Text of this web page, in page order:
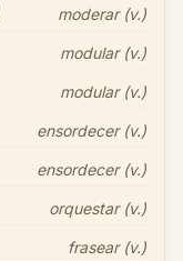
moderar (v.)
modular (v.)
modular (v.)
ensordecer (v.)
ensordecer (v.)
orquestar (v.)
frasear (v.)